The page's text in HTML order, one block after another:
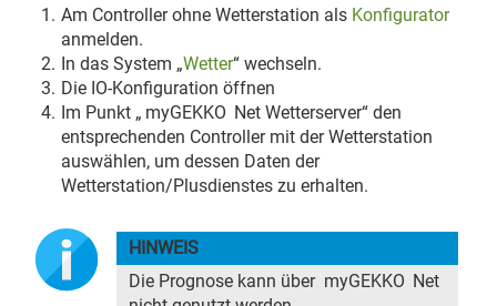
Am Controller ohne Wetterstation als Konfigurator
anmelden.
In das System „Wetter“ wechseln.
Die IO-Konfiguration öffnen
Im Punkt „ myGEKKO Net Wetterserver“ den
entsprechenden Controller mit der Wetterstation
auswählen, um dessen Daten der
Wetterstation/Plusdienstes zu erhalten.
HINWEIS
Die Prognose kann über myGEKKO Net